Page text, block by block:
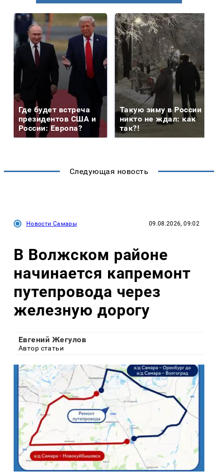
Где будет встреча
президентов США и
России: Европа?
Такую зиму в России
никто не ждал: как
так?!
Следующая новость
Новости Самары 09.08.2026, 09:02
В Волжском районе
начинается капремонт
путепровода через
железную дорогу
Евгений Жегулов
Автор статьи